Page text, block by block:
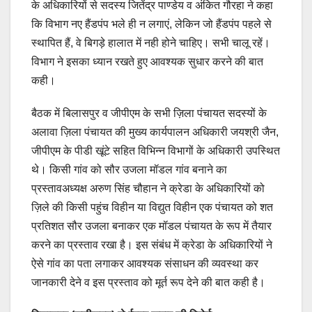
के अधिकारियों से सदस्य जितेंद्र पाण्डेय व अंकित गौरहा ने कहा
कि विभाग नए हैंडपंप भले ही न लगाएं, लेकिन जो हैंडपंप पहले से
स्थापित हैं, वे बिगड़े हालात में नही होने चाहिए। सभी चालू रहें।
विभाग ने इसका ध्यान रखते हुए आवश्यक सुधार करने की बात
कही।
बैठक में बिलासपुर व जीपीएम के सभी ज़िला पंचायत सदस्यों के
अलावा ज़िला पंचायत की मुख्य कार्यपालन अधिकारी जयश्री जैन,
जीपीएम के पीडी खूंटे सहित विभिन्न विभागों के अधिकारी उपस्थित
थे। किसी गांव को सौर उजला मॉडल गांव बनाने का
प्रस्तावअध्यक्ष अरुण सिंह चौहान ने क्रेडा के अधिकारियों को
ज़िले की किसी पहुंच विहीन या विद्युत विहीन एक पंचायत को शत
प्रतिशत सौर उजला बनाकर एक मॉडल पंचायत के रूप में तैयार
करने का प्रस्ताव रखा है। इस संबंध में क्रेडा के अधिकारियों ने
ऐसे गांव का पता लगाकर आवश्यक संसाधन की व्यवस्था कर
जानकारी देने व इस प्रस्ताव को मूर्त रूप देने की बात कही है।